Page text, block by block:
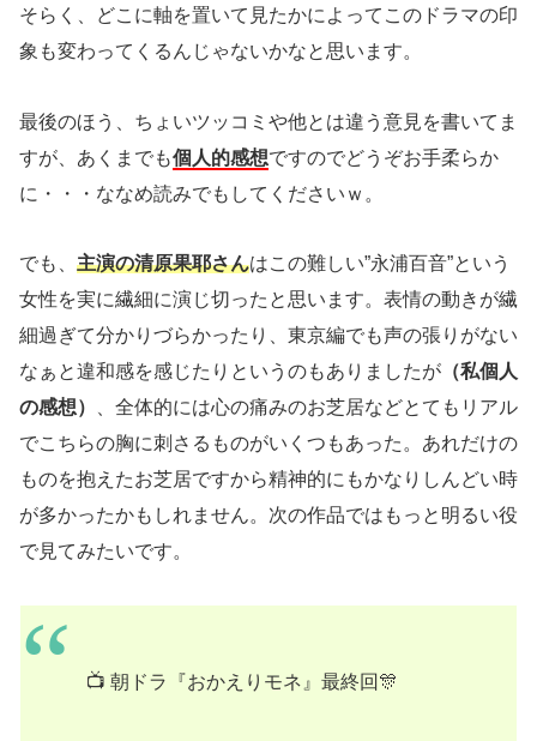
そらく、どこに軸を置いて見たかによってこのドラマの印
象も変わってくるんじゃないかなと思います。
最後のほう、ちょいツッコミや他とは違う意見を書いてま
すが、あくまでも個人的感想ですのでどうぞお手柔らか
に・・・ななめ読みでもしてくださいｗ。
でも、 主演の清原果耶さんはこの難しい”永浦百音”という
女性を実に繊細に演じ切ったと思います。表情の動きが繊
細過ぎて分かりづらかったり、東京編でも声の張りがない
なぁと違和感を感じたりというのもありましたが （私個人
の感想）
、全体的には心の痛みのお芝居などとてもリアル
でこちらの胸に刺さるものがいくつもあった。あれだけの
ものを抱えたお芝居ですから精神的にもかなりしんどい時
が多かったかもしれません。次の作品ではもっと明るい役
で見てみたいです。
📺 朝ドラ『おかえりモネ』最終回🎊